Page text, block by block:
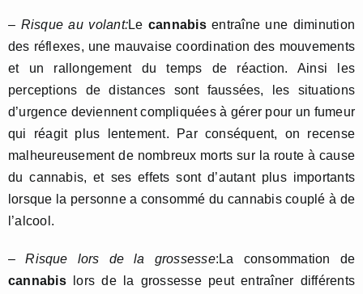
– Risque au volant:Le cannabisentraîne une diminution
des réflexes, une mauvaise coordination des mouvements
et un rallongement du temps de réaction. Ainsi les
perceptions de distances sont faussées, les situations
d’urgence deviennent compliquées à gérer pour un fumeur
qui réagit plus lentement. Par conséquent, on recense
malheureusement de nombreux morts sur la route à cause
du cannabis, et ses effets sont d’autant plus importants
lorsque la personne a consommé du cannabis couplé à de
l’alcool.
–Risque lors de la grossesse:La consommation de
cannabislors de la grossesse peut entraîner différents